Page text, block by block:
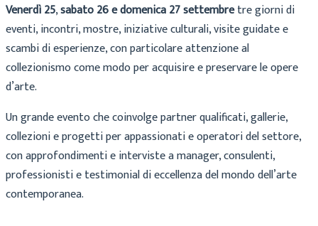
Venerdì 25,sabato 26 e domenica 27 settembretre giorni di
eventi, incontri, mostre, iniziative culturali, visite guidate e
scambi di esperienze, con particolare attenzione al
collezionismo come modo per acquisire e preservare le opere
d’arte.
Un grande evento che coinvolge partner qualificati, gallerie,
collezioni e progetti per appassionati e operatori del settore,
con approfondimenti e interviste a manager, consulenti,
professionisti e testimonial di eccellenza del mondo dell’arte
contemporanea.